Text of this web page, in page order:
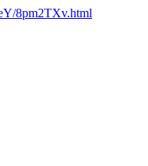
8pm2TXv.html